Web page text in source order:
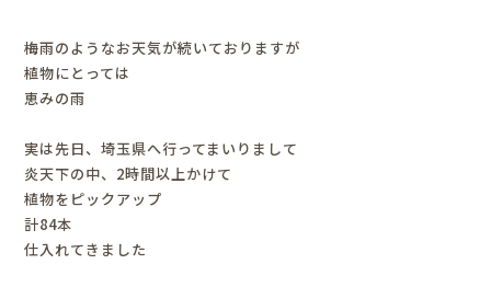
梅雨のようなお天気が続いておりますが
植物にとっては
恵みの雨
実は先日、埼玉県へ行ってまいりまして
炎天下の中、2時間以上かけて
植物をピックアップ
計84本
仕入れてきました